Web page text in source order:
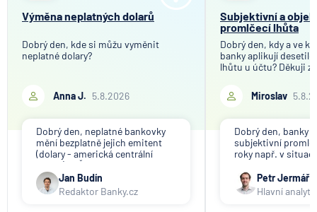
Výměna neplatných dolarů
Dobrý den, kde si můžu vyměnit
neplatné dolary?
Anna J. 5.8.2026
Dobrý den, neplatné bankovky
mění bezplatně jejich emitent
(dolary - americká centrální
banka). V ČR nikdo tuto službu
nenabízí (ani na komerční bázi).
Jan Budín
Redaktor Banky.cz
Subjektivní a
promlčecí lhůta
Dobrý den, kdy a ve
banky aplikují
lhůtu u účtu? Děkuji
Miroslav
Dobrý den, banky
subjektivní
roky např. v
výběru peněz.
promlčecí lhůta 10
aplikována
Petr Jermář
Hlavní